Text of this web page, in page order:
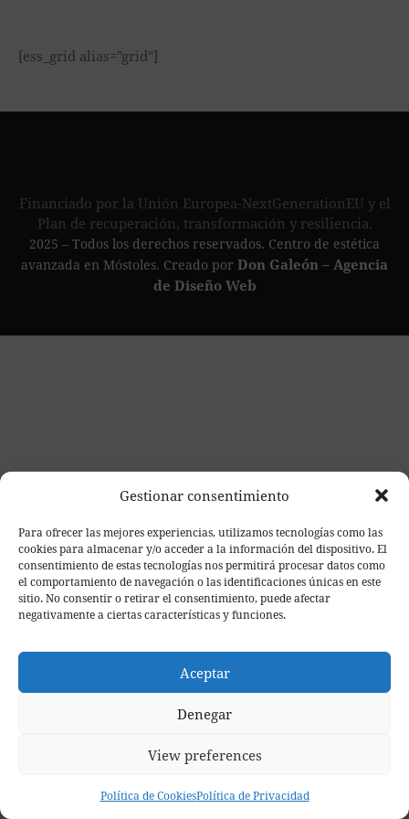
Gestionar consentimiento
Para ofrecer las mejores experiencias, utilizamos tecnologías como las
cookies para almacenar y/o acceder a la información del dispositivo. El
consentimiento de estas tecnologías nos permitirá procesar datos como
el comportamiento de navegación o las identificaciones únicas en este
sitio. No consentir o retirar el consentimiento, puede afectar
negativamente a ciertas características y funciones.
Aceptar
Denegar
View preferences
Política de CookiesPolítica de Privacidad
[ess_grid alias="grid"]
Financiado por la Unión Europea-NextGenerationEU y el
Plan de recuperación, transformación y resiliencia.
2025 – Todos los derechos reservados. Centro de estética
avanzada en Móstoles. Creado por Don Galeón – Agencia
de Diseño Web